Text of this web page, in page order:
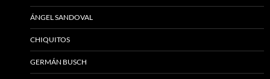
ÁNGEL SANDOVAL
CHIQUITOS
GERMÁN BUSCH